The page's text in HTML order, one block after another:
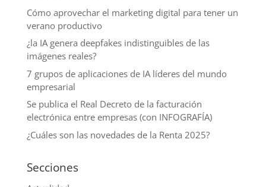
Cómo aprovechar el marketing digital para tener un
verano productivo
¿la IA genera deepfakes indistinguibles de las
imágenes reales?
7 grupos de aplicaciones de IA líderes del mundo
empresarial
Se publica el Real Decreto de la facturación
electrónica entre empresas (con INFOGRAFÍA)
¿Cuáles son las novedades de la Renta 2025?
Secciones